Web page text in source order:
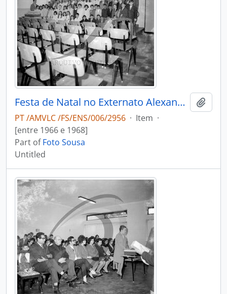
Festa de Natal no Externato Alexandre Herculano
PT /AMVLC /FS/ENS/006/2956 · Item ·
[entre 1966 e 1968]
Part ofFoto Sousa
Untitled